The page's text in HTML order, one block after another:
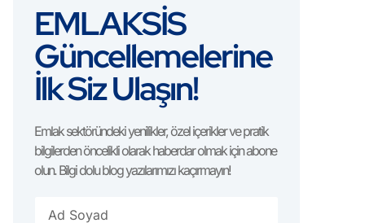
EMLAKSİS
Güncellemelerine
İlk Siz Ulaşın!
Emlak sektöründeki yenilikler, özel içerikler ve pratik
bilgilerden öncelikli olarak haberdar olmak için abone
olun. Bilgi dolu blog yazılarımızı kaçırmayın!